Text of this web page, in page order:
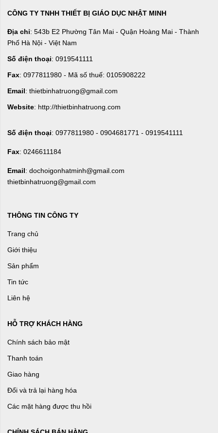
CÔNG TY TNHH THIẾT BỊ GIÁO DỤC NHẬT MINH
Địa chỉ: 543b E2 Phường Tân Mai - Quận Hoàng Mai - Thành
Phố Hà Nội - Việt Nam
Số điện thoại: 0919541111
Fax: 0977811980 - Mã số thuế: 0105908222
Email: thietbinhatruong@gmail.com
Website: http://thietbinhatruong.com
Số điện thoại: 0977811980 - 0904681771 - 0919541111
Fax: 0246611184
Email: dochoigonhatminh@gmail.com
thietbinhatruong@gmail.com
THÔNG TIN CÔNG TY
Trang chủ
Giới thiệu
Sản phẩm
Tin tức
Liên hệ
HỖ TRỢ KHÁCH HÀNG
Chính sách bảo mật
Thanh toán
Giao hàng
Đổi và trả lại hàng hóa
Các mặt hàng được thu hồi